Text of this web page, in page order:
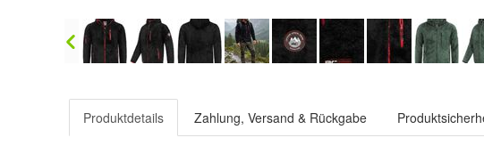
Produktdetails Zahlung, Versand & Rückgabe